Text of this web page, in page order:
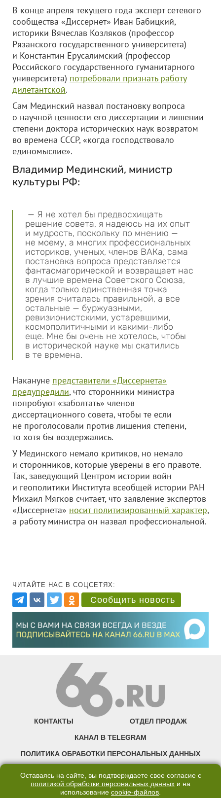
В конце апреля текущего года эксперт сетевого
сообщества «Диссернет» Иван Бабицкий,
историки Вячеслав Козляков (профессор
Рязанского государственного университета)
и Константин Ерусалимский (профессор
Российского государственного гуманитарного
университета) потребовали признать работу
дилетантской.
Сам Мединский назвал постановку вопроса
о научной ценности его диссертации и лишении
степени доктора исторических наук возвратом
во времена СССР, «когда господствовало
единомыслие».
Владимир Мединский, министр
культуры РФ:
— Я не хотел бы предвосхищать
решение совета, я надеюсь на их опыт
и мудрость, поскольку по мнению —
не моему, а многих профессиональных
историков, ученых, членов ВАКа, сама
постановка вопроса представляется
фантасмагорической и возвращает нас
в лучшие времена Советского Союза,
когда только единственная точка
зрения считалась правильной, а все
остальные — буржуазными,
ревизионистскими, устаревшими,
космополитичными и какими-либо
еще. Мне бы очень не хотелось, чтобы
в исторической науке мы скатились
в те времена.
Накануне представители «Диссернета»
предупредили, что сторонники министра
попробуют «заболтать» членов
диссертационного совета, чтобы те если
не проголосовали против лишения степени,
то хотя бы воздержались.
У Мединского немало критиков, но немало
и сторонников, которые уверены в его правоте.
Так, заведующий Центром истории войн
и геополитики Института всеобщей истории РАН
Михаил Мягков считает, что заявление экспертов
«Диссернета» носит политизированный характер,
а работу министра он назвал профессиональной.
ЧИТАЙТЕ НАС В СОЦСЕТЯХ:
Сообщить новость
КОНТАКТЫ ОТДЕЛ ПРОДАЖ
КАНАЛ В TELEGRAM
ПОЛИТИКА ОБРАБОТКИ ПЕРСОНАЛЬНЫХ ДАННЫХ
©2007—2025 66.RU. Воспроизведение, сообщение, доведение до всеобщего
Оставаясь на сайте, вы подтверждаете свое согласие с
политикой обработки персональных данных и на
использование cookie-файлов.